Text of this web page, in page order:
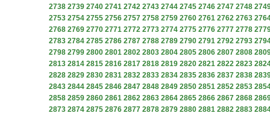
2738 2739 2740 2741 2742 2743 2744 2745 2746 2747 2748
2753 2754 2755 2756 2757 2758 2759 2760 2761 2762 2763
2768 2769 2770 2771 2772 2773 2774 2775 2776 2777 2778
2783 2784 2785 2786 2787 2788 2789 2790 2791 2792 2793
2798 2799 2800 2801 2802 2803 2804 2805 2806 2807 2808
2813 2814 2815 2816 2817 2818 2819 2820 2821 2822 2823
2828 2829 2830 2831 2832 2833 2834 2835 2836 2837 2838
2843 2844 2845 2846 2847 2848 2849 2850 2851 2852 2853
2858 2859 2860 2861 2862 2863 2864 2865 2866 2867 2868
2873 2874 2875 2876 2877 2878 2879 2880 2881 2882 2883